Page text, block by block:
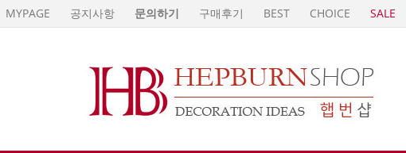
MYPAGE 공지사항 문의하기 구매후기 BEST CHOICE SALE